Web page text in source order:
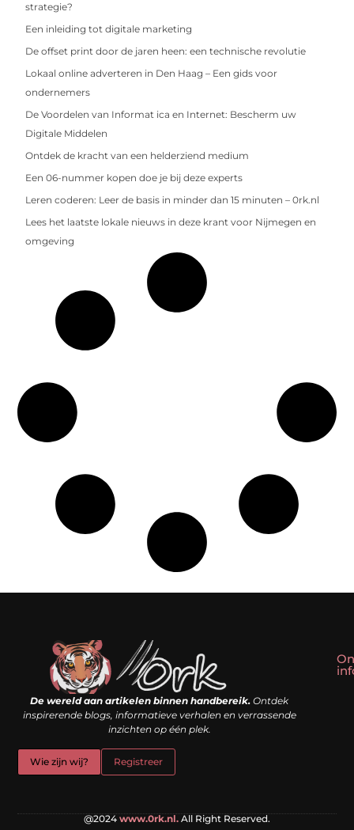
strategie?
Een inleiding tot digitale marketing
De offset print door de jaren heen: een technische revolutie
Lokaal online adverteren in Den Haag – Een gids voor
ondernemers
De Voordelen van Informat ica en Internet: Bescherm uw
Digitale Middelen
Ontdek de kracht van een helderziend medium
Een 06-nummer kopen doe je bij deze experts
Leren coderen: Leer de basis in minder dan 15 minuten – 0rk.nl
Lees het laatste lokale nieuws in deze krant voor Nijmegen en
omgeving
De wereld aan artikelen binnen handbereik. Ontdek
inspirerende blogs, informatieve verhalen en verrassende
inzichten op één plek.
Wie zijn wij? Registreer
@2024 www.0rk.nl. All Right Reserved.